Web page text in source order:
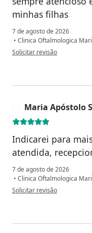
minhas filhas
7 de agosto de 2026
• Clinica Oftalmologica
na opinião do utilizador
Solicitar revisão
Maria Apóstolo
Indicarei para
atendida,
7 de agosto de 2026
• Clinica Oftalmologica
na opinião do utilizador
Solicitar revisão